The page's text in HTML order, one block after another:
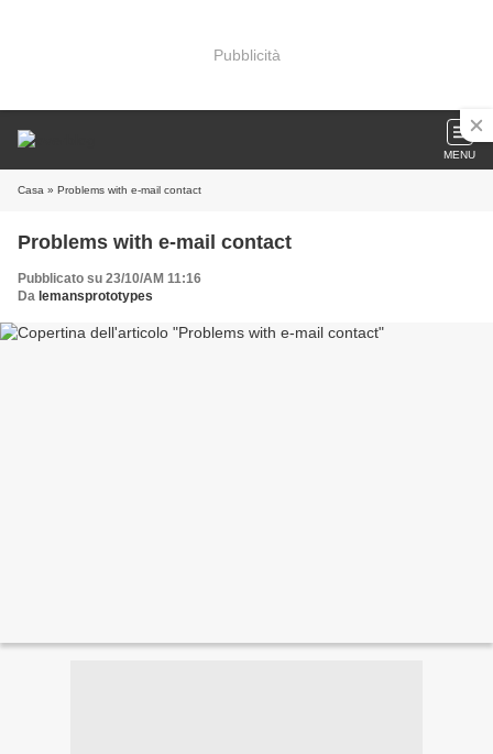
Pubblicità
MENU
Casa » Problems with e-mail contact
Problems with e-mail contact
Pubblicato su 23/10/AM 11:16
Da lemansprototypes